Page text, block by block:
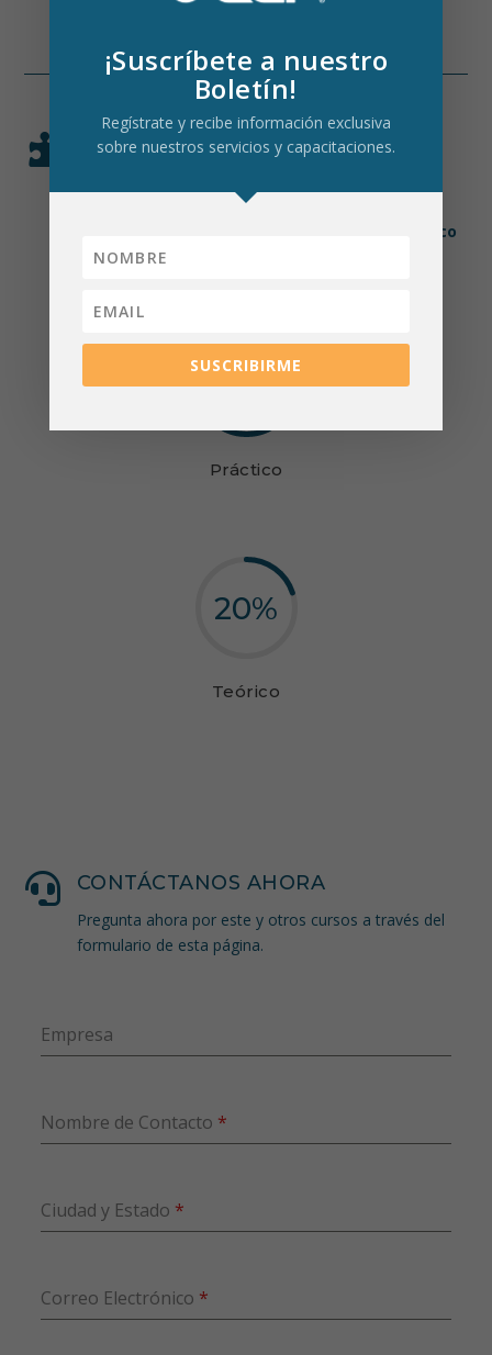

METODOLOGÍA EN CADA
Nuestra metodología prioriza la práctica sobre la
asegurando un aprendizaje útil, dinámico
y aplicable.
80%
Práctico
20%
Teórico
 CONTÁCTANOS AHORA
Pregunta ahora por este y otros cursos a través del
formulario de esta página.
Empresa
Nombre de Contacto *
Ciudad y Estado *
Correo Electrónico *
¡Suscríbete a nuestro
Boletín!
Regístrate y recibe información exclusiva
sobre nuestros servicios y capacitaciones.
SUSCRIBIRME